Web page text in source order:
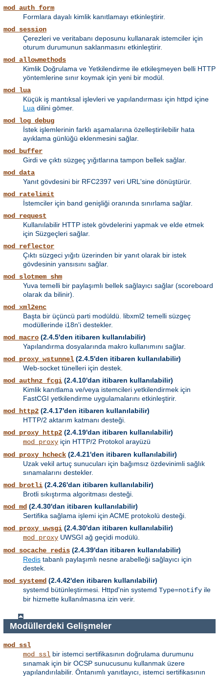
mod_auth_form
Formlara dayalı kimlik kanıtlamayı etkinleştirir.
mod_session
Çerezleri ve veritabanı deposunu kullanarak istemciler için
oturum durumunun saklanmasını etkinleştirir.
mod_allowmethods
Kimlik Doğrulama ve Yetkilendirme ile etkileşmeyen belli HTTP
yöntemlerine sınır koymak için yeni bir modül.
mod_lua
Küçük iş mantıksal işlevleri ve yapılandırması için httpd içine
Lua dilini gömer.
mod_log_debug
İstek işlemlerinin farklı aşamalarına özelleştirilebilir hata
ayıklama günlüğü eklenmesini sağlar.
mod_buffer
Girdi ve çıktı süzgeç yığıtlarına tampon bellek sağlar.
mod_data
Yanıt gövdesini bir RFC2397 veri URL'sine dönüştürür.
mod_ratelimit
İstemciler için band genişliği oranında sınırlama sağlar.
mod_request
Kullanılabilir HTTP istek gövdelerini yapmak ve elde etmek
için Süzgeçleri sağlar.
mod_reflector
Çıktı süzgeci yığıtı üzerinden bir yanıt olarak bir istek
gövdesinin yansısını sağlar.
mod_slotmem_shm
Yuva temelli bir paylaşımlı bellek sağlayıcı sağlar (scoreboard
olarak da bilinir).
mod_xml2enc
Başta bir üçüncü parti modüldü. libxml2 temelli süzgeç
modüllerinde i18n'i destekler.
mod_macro (2.4.5'den itibaren kullanılabilir)
Yapılandırma dosyalarında makro kullanımını sağlar.
mod_proxy_wstunnel (2.4.5'den itibaren kullanılabilir)
Web-socket tünelleri için destek.
mod_authnz_fcgi (2.4.10'dan itibaren kullanılabilir)
Kimlik kanıtlama ve/veya istemcileri yetkilendirmek için
FastCGI yetkilendirme uygulamalarını etkinleştirir.
mod_http2 (2.4.17'den itibaren kullanılabilir)
HTTP/2 aktarım katmanı desteği.
mod_proxy_http2 (2.4.19'dan itibaren kullanılabilir)
mod_proxy için HTTP/2 Protokol arayüzü
mod_proxy_hcheck (2.4.21'den itibaren kullanılabilir)
Uzak vekil artuç sunucuları için bağımsız özdevinimli sağlık
sınamalarını destekler.
mod_brotli (2.4.26'dan itibaren kullanılabilir)
Brotli sıkıştırma algoritması desteği.
mod_md (2.4.30'dan itibaren kullanılabilir)
Sertifika sağlama işlemi için ACME protokolü desteği.
mod_proxy_uwsgi (2.4.30'dan itibaren kullanılabilir)
mod_proxy UWSGI ağ geçidi modülü.
mod_socache_redis (2.4.39'dan itibaren kullanılabilir)
Redis tabanlı paylaşımlı nesne arabelleği sağlayıcı için
destek.
mod_systemd (2.4.42'den itibaren kullanılabilir)
systemd bütünleştirmesi. Httpd'nin systemd Type=notify ile
bir hizmette kullanılmasına izin verir.
Modüllerdeki Gelişmeler
mod_ssl
mod_ssl bir istemci sertifikasının doğrulama durumunu
sınamak için bir OCSP sunucusunu kullanmak üzere
yapılandırılabilir. Öntanımlı yanıtlayıcı, istemci sertifikasının